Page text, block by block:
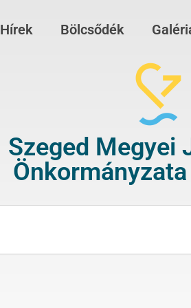
Hírek Bölcsődék
Szeged Megyei